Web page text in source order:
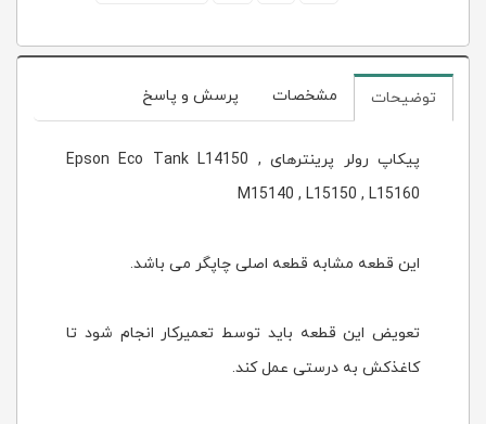
توضیحات مشخصات پرسش و پاسخ
پیکاپ رولر پرینترهای Epson Eco Tank L14150 ,
M15140 , L15150 , L15160
این قطعه مشابه قطعه اصلی چاپگر می باشد.
تعویض این قطعه باید توسط تعمیرکار انجام شود تا
کاغذکش به درستی عمل کند.